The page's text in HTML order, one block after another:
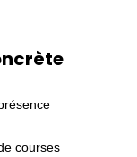
courses